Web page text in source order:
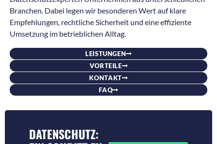
Branchen. Dabei legen wir besonderen Wert auf klare
Empfehlungen, rechtliche Sicherheit und eine effiziente
Umsetzung im betrieblichen Alltag.
LEISTUNGEN
VORTEILE
KONTAKT
FAQ
DATENSCHUTZ: